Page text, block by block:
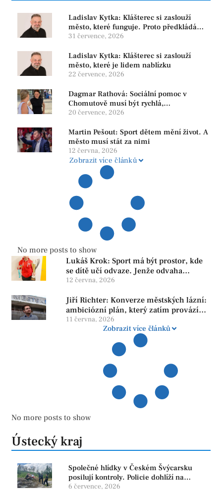
Ladislav Kytka: Klášterec si zaslouží
město, které funguje. Proto předkládáme
program, který řeší skutečné problémy
31 července, 2026
Ladislav Kytka: Klášterec si zaslouží
město, které je lidem nablízku
22 července, 2026
Dagmar Rathová: Sociální pomoc v
Chomutově musí být rychlá,
srozumitelná a férová. Ne udržovat lidi v
20 července, 2026
Martin Pešout: Sport dětem mění život. A
město musí stát za nimi
12 června, 2026
Zobrazit více článků
No more posts to show
Lukáš Krok: Sport má být prostor, kde
se dítě učí odvaze. Jenže odvaha
neroste tam, kde se bojí udělat chybu.
12 června, 2026
Jiří Richter: Konverze městských lázní:
ambiciózní plán, který zatím provází
více otazníků než jistot
11 června, 2026
Zobrazit více článků
No more posts to show
Ústecký kraj
Společné hlídky v Českém Švýcarsku
posilují kontroly. Policie dohlíží na
bezpečnost i ochranu přírody
6 července, 2026